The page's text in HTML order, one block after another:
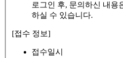
로그인 후, 문의하신 내용
하실 수 있습니다.
[접수 정보]
접수일시